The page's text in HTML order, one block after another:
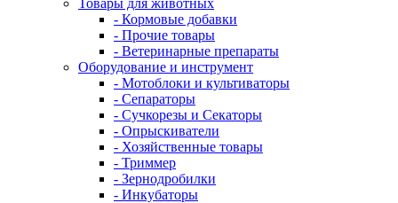
Товары для животных
- Кормовые добавки
- Прочие товары
- Ветеринарные препараты
Оборудование и инструмент
- Мотоблоки и культиваторы
- Сепараторы
- Сучкорезы и Секаторы
- Опрыскиватели
- Хозяйственные товары
- Триммер
- Зернодробилки
- Инкубаторы